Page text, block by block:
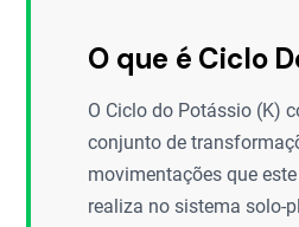
O que é Ciclo
O Ciclo do Potássio (K)
conjunto de
movimentações que
realiza no sistema solo-